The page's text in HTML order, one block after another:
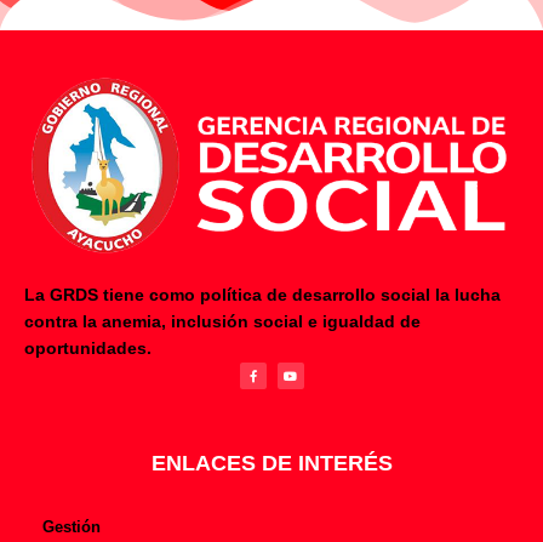
La GRDS tiene como política de desarrollo social la lucha
contra la anemia, inclusión social e igualdad de
oportunidades.
c
e
b
u
t
u
ENLACES DE INTERÉS
Gestión